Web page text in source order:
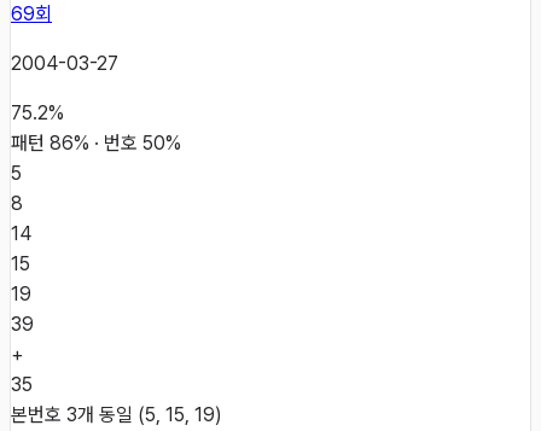
69회
2004-03-27
75.2%
패턴 86% · 번호 50%
5
8
14
15
19
39
+
35
본번호 3개 동일 (5, 15, 19)